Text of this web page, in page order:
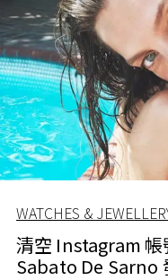
WATCHES &
清空 Instagram
Sabato De Sarno